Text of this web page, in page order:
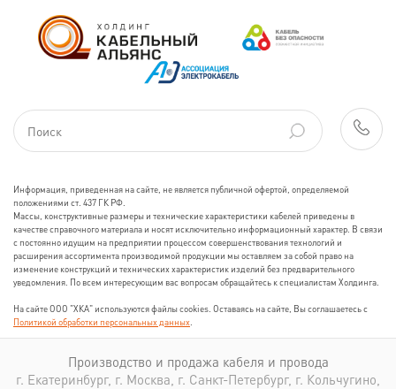
Информация, приведенная на сайте, не является публичной офертой, определяемой
положениями ст. 437 ГК РФ.
Массы, конструктивные размеры и технические характеристики кабелей приведены в
качестве справочного материала и носят исключительно информационный характер. В связи
с постоянно идущим на предприятии процессом совершенствования технологий и
расширения ассортимента производимой продукции мы оставляем за собой право на
изменение конструкций и технических характеристик изделий без предварительного
уведомления. По всем интересующим вас вопросам обращайтесь к специалистам Холдинга.
На сайте ООО "ХКА" используются файлы cookies. Оставаясь на сайте, Вы соглашаетесь с
Политикой обработки персональных данных
Производство и продажа кабеля и провода
г. Екатеринбург, г. Москва, г. Санкт-Петербург, г. Кольчугино,